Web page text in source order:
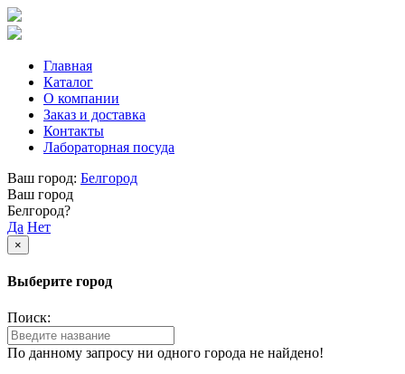
Главная
Каталог
О компании
Заказ и доставка
Контакты
Лабораторная посуда
Ваш город: Белгород
Ваш город
Белгород?
Да Нет
×
Выберите город
Поиск:
По данному запросу ни одного города не найдено!